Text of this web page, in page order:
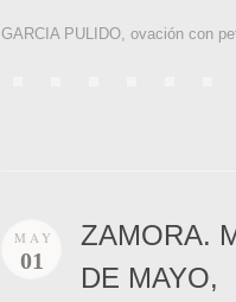
GARCIA PULIDO, ovación con
MAY
01
ZAMORA.
DE MAYO,